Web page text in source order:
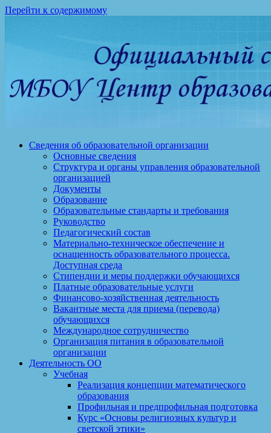
Перейти к содержимому
Сведения об образовательной организации
Основные сведения
Структура и органы управления образовательной
организацией
Документы
Образование
Образовательные стандарты и требования
Руководство
Педагогический состав
Материально-техническое обеспечение и
оснащенность образовательного процесса.
Доступная среда
Стипендии и меры поддержки обучающихся
Платные образовательные услуги
Финансово-хозяйственная деятельность
Вакантные места для приема (перевода)
обучающихся
Международное сотрудничество
Организация питания в образовательной
организации
Деятельность ОО
Учебная
Реализация концепции математического
образования
Профильная и предпрофильная подготовка
Курс «Основы религиозных культур и
светской этики»